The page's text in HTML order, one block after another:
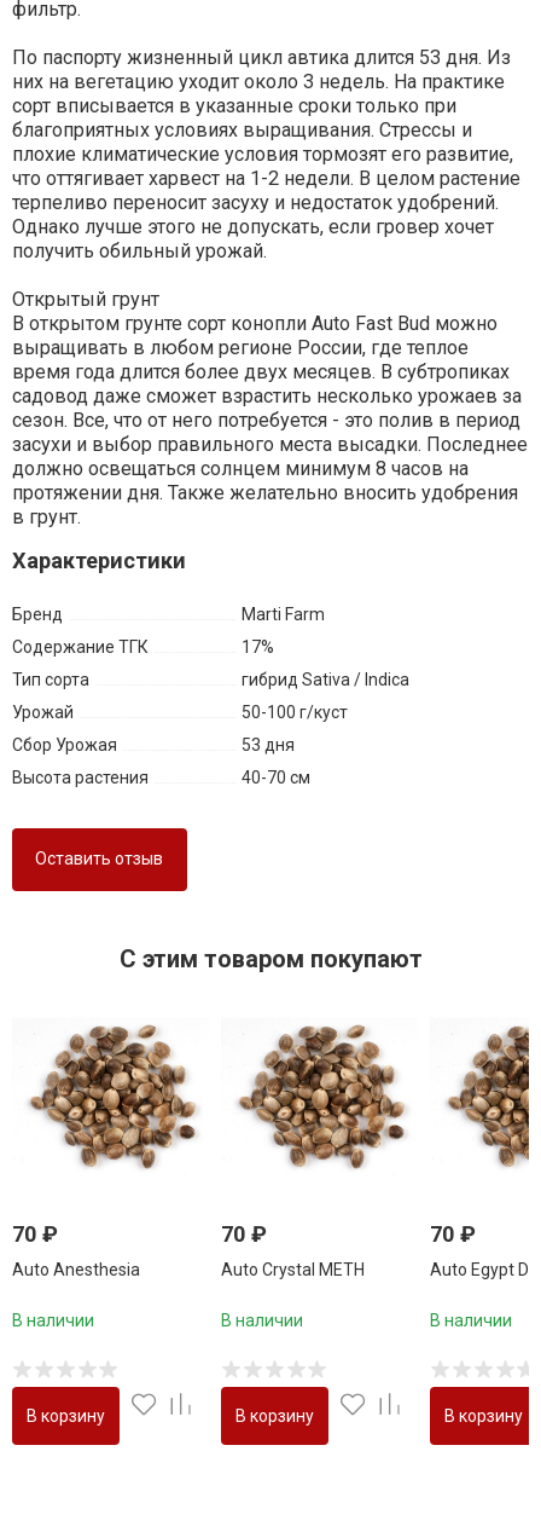
фильтр.
По паспорту жизненный цикл автика длится 53 дня. Из
них на вегетацию уходит около 3 недель. На практике
сорт вписывается в указанные сроки только при
благоприятных условиях выращивания. Стрессы и
плохие климатические условия тормозят его развитие,
что оттягивает харвест на 1-2 недели. В целом растение
терпеливо переносит засуху и недостаток удобрений.
Однако лучше этого не допускать, если гровер хочет
получить обильный урожай.
Открытый грунт
В открытом грунте сорт конопли Auto Fast Bud можно
выращивать в любом регионе России, где теплое
время года длится более двух месяцев. В субтропиках
садовод даже сможет взрастить несколько урожаев за
сезон. Все, что от него потребуется - это полив в период
засухи и выбор правильного места высадки. Последнее
должно освещаться солнцем минимум 8 часов на
протяжении дня. Также желательно вносить удобрения
в грунт.
Характеристики
Бренд
Marti Farm
Содержание ТГК
17%
Тип сорта
гибрид Sativa / Indica
Урожай
50-100 г/куст
Сбор Урожая
53 дня
Высота растения
40-70 см
Оставить отзыв
C этим товаром покупают
70 ₽
Auto Anesthesia
В наличии
В корзину
70 ₽
Auto Crystal METH
В наличии
В корзину
70 ₽
Auto Egypt
В наличии
В корзину